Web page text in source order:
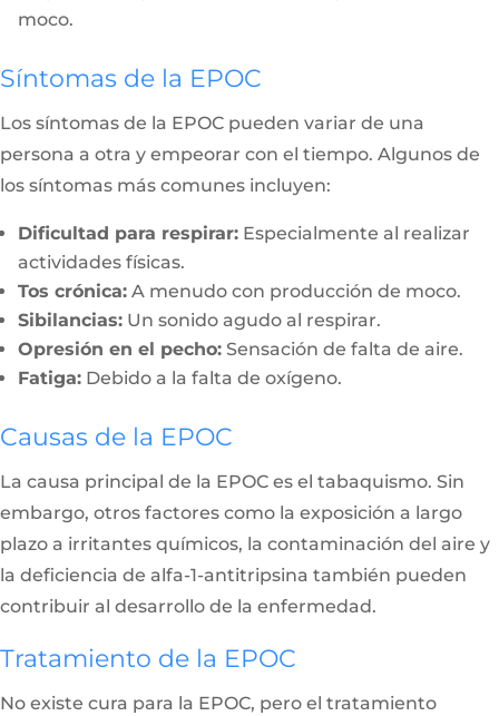
moco.
Síntomas de la EPOC
Los síntomas de la EPOC pueden variar de una
persona a otra y empeorar con el tiempo. Algunos de
los síntomas más comunes incluyen:
Dificultad para respirar: Especialmente al realizar
actividades físicas.
Tos crónica: A menudo con producción de moco.
Sibilancias: Un sonido agudo al respirar.
Opresión en el pecho: Sensación de falta de aire.
Fatiga: Debido a la falta de oxígeno.
Causas de la EPOC
La causa principal de la EPOC es el tabaquismo. Sin
embargo, otros factores como la exposición a largo
plazo a irritantes químicos, la contaminación del aire y
la deficiencia de alfa-1-antitripsina también pueden
contribuir al desarrollo de la enfermedad.
Tratamiento de la EPOC
No existe cura para la EPOC, pero el tratamiento